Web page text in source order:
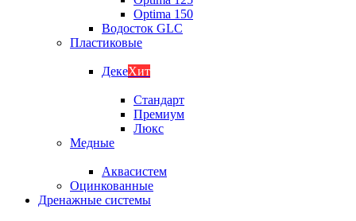
Optima 150
Водосток GLC
Пластиковые
ДекеХит
Стандарт
Премиум
Люкс
Медные
Аквасистем
Оцинкованные
Дренажные системы